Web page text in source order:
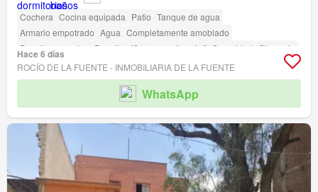
Cochera Cocina equipada Patio Tanque de agua
Armario empotrado Agua Completamente amoblado
Permite mascotas
Permite niños amenity_wi_fi Seguridad
Gimnasio
Biblioteca
Jardín Caseta de vigilancia
Hace 6 días
ROCÍO DE LA FUENTE - INMOBILIARIA DE LA FUENTE
WhatsApp